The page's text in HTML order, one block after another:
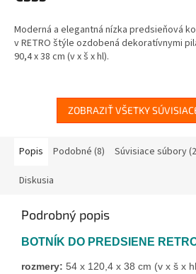
Moderná a elegantná nízka predsieňová
v RETRO štýle ozdobená dekoratívnymi
90,4 x 38 cm (v x š x hl).
ZOBRAZIŤ VŠETKY
Popis Podobné (8) Súvisiace súbory
Diskusia
Podrobný popis
BOTNÍK DO PREDSIENE
rozmery: 54 x 120,4 x 38 cm (v x š x